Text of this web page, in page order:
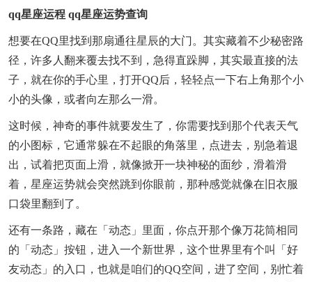
qq星座运程 qq星座运势查询
想要在QQ里找到那扇通往星辰的大门。其实藏着不少秘密路
径，许多人翻来覆去找不到，急得直跺脚，其实最直接的法
子，就在你的手心里，打开QQ后，轻轻点一下右上角那个小
小的头像，或者向左那么一滑。
这时候，神奇的事件就要发生了，你需要找到那个代表天气
的小图标，它通常躲在不起眼的角落里，点进去，别急着退
出，试着把页面上滑，就像掀开一块神秘的面纱，滑着滑
着，星座运势就会突然跳到你眼前，那种感觉就像在旧衣服
口袋里翻到了。
还有一条路，藏在「动态」里面，你点开那个像万花筒相同
的「动态」按钮，进入一个新世界，这个世界里有个叫「好
友动态」的入口，也就是咱们的QQ空间，进了空间，别忙着